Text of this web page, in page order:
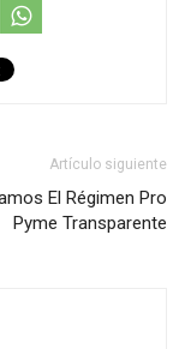
Artículo siguiente
El Régimen Pro
Pyme Transparente